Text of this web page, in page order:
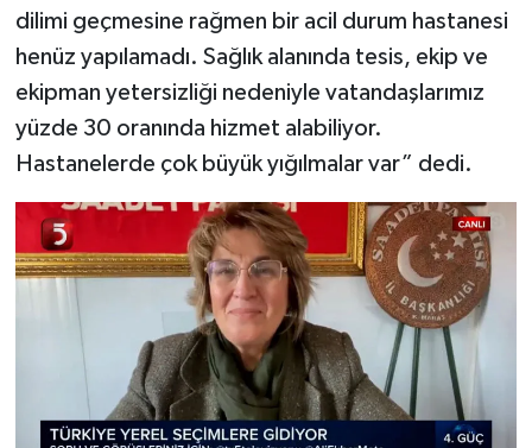
dilimi geçmesine rağmen bir acil durum hastanesi
henüz yapılamadı. Sağlık alanında tesis, ekip ve
ekipman yetersizliği nedeniyle vatandaşlarımız
yüzde 30 oranında hizmet alabiliyor.
Hastanelerde çok büyük yığılmalar var” dedi.